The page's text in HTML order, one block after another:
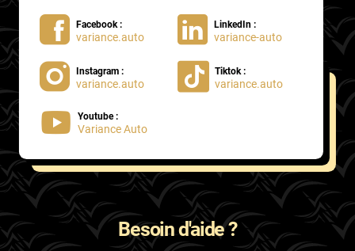
Facebook :
variance.auto
LinkedIn :
variance-auto
Instagram :
variance.auto
Tiktok :
variance.auto
Youtube :
Variance Auto
Besoin d'aide ?